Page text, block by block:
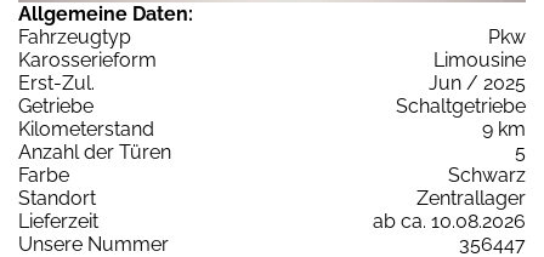
Allgemeine Daten:
Fahrzeugtyp
Pkw
Karosserieform
Limousine
Erst-Zul.
Jun / 2025
Getriebe
Schaltgetriebe
Kilometerstand
9 km
Anzahl der Türen
5
Farbe
Schwarz
Standort
Zentrallager
Lieferzeit
ab ca. 10.08.2026
Unsere Nummer
356447